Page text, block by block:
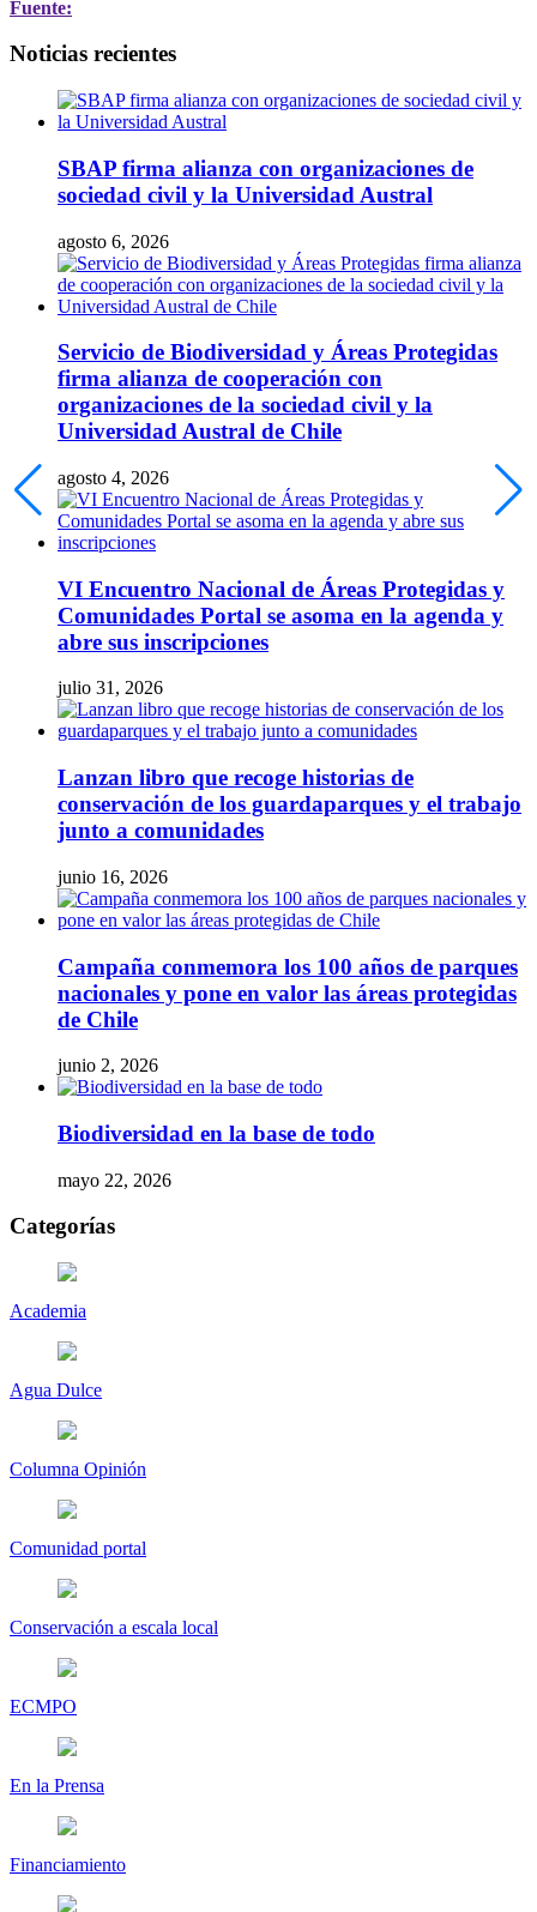
Fuente:
Noticias recientes
SBAP firma alianza con organizaciones de
sociedad civil y la Universidad Austral
agosto 6, 2026
Servicio de Biodiversidad y Áreas Protegidas
firma alianza de cooperación con
organizaciones de la sociedad civil y la
Universidad Austral de Chile
agosto 4, 2026
VI Encuentro Nacional de Áreas Protegidas y
Comunidades Portal se asoma en la agenda y
abre sus inscripciones
julio 31, 2026
Lanzan libro que recoge historias de
conservación de los guardaparques y el trabajo
junto a comunidades
junio 16, 2026
Campaña conmemora los 100 años de parques
nacionales y pone en valor las áreas protegidas
de Chile
junio 2, 2026
Biodiversidad en la base de todo
mayo 22, 2026
Categorías
Academia
Agua Dulce
Columna Opinión
Comunidad portal
Conservación a escala local
ECMPO
En la Prensa
Financiamiento